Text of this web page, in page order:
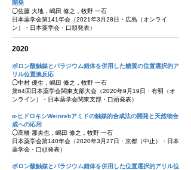
開発
◯佐藤 大地，嶋田 修之，牧野 一石
日本薬学会第141年会（2021年3月28日・広島（オンライ
ン）・日本薬学会・口頭発表）
2020
ボロン酸触媒とパラジウム錯体を併用した糖質の位置選択的ア
リル位置換反応
◯中村 優生，嶋田 修之，牧野 一石
第64回日本薬学会関東支部大会（2020年9月19日・有明（オ
ンライン）・日本薬学会関東支部・口頭発表）
α-ヒドロキシWeinrebアミドの触媒的合成法の開発と天然物合
成への応用
◯高橋 那央也，嶋田 修之，牧野 一石
日本薬学会第140年会（2020年3月27日・京都（中止）・日本
薬学会・口頭発表）
ボロン酸触媒とパラジウム錯体を併用した位置選択的アリル位